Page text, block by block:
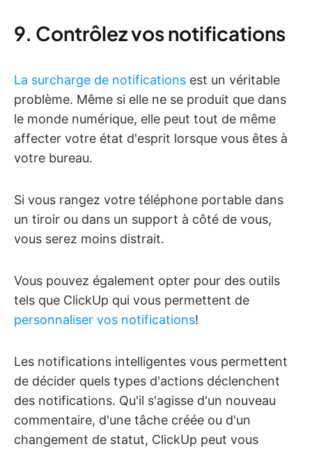
9. Contrôlez vos notifications
La surcharge de notifications est un véritable
problème. Même si elle ne se produit que dans
le monde numérique, elle peut tout de même
affecter votre état d'esprit lorsque vous êtes à
votre bureau.
Si vous rangez votre téléphone portable dans
un tiroir ou dans un support à côté de vous,
vous serez moins distrait.
Vous pouvez également opter pour des outils
tels que ClickUp qui vous permettent de
personnaliser vos notifications!
Les notifications intelligentes vous permettent
de décider quels types d'actions déclenchent
des notifications. Qu'il s'agisse d'un nouveau
commentaire, d'une tâche créée ou d'un
changement de statut, ClickUp peut vous